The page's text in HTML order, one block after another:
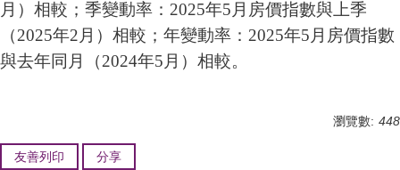
月）相較；季變動率：2025年5月房價指數與上季
（2025年2月）相較；年變動率：2025年5月房價指數
與去年同月（2024年5月）相較。
瀏覽數: 448
友善列印 分享